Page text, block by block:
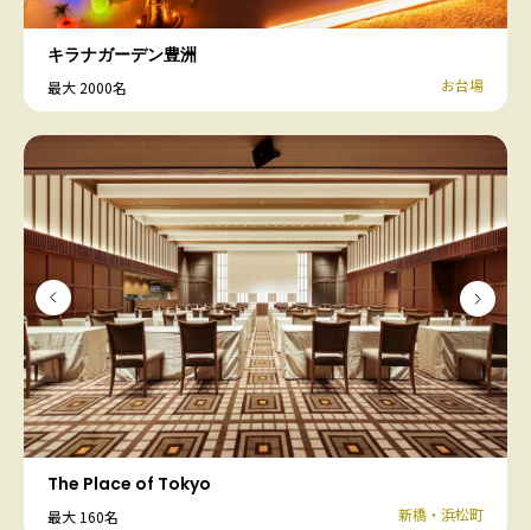
キラナガーデン豊洲
最大 2000名 お台場
The Place of Tokyo
最大 160名 新橋・浜松町